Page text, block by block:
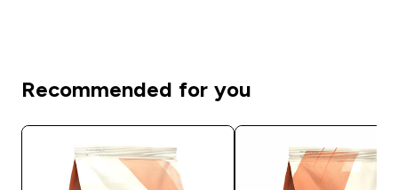
Recommended for you